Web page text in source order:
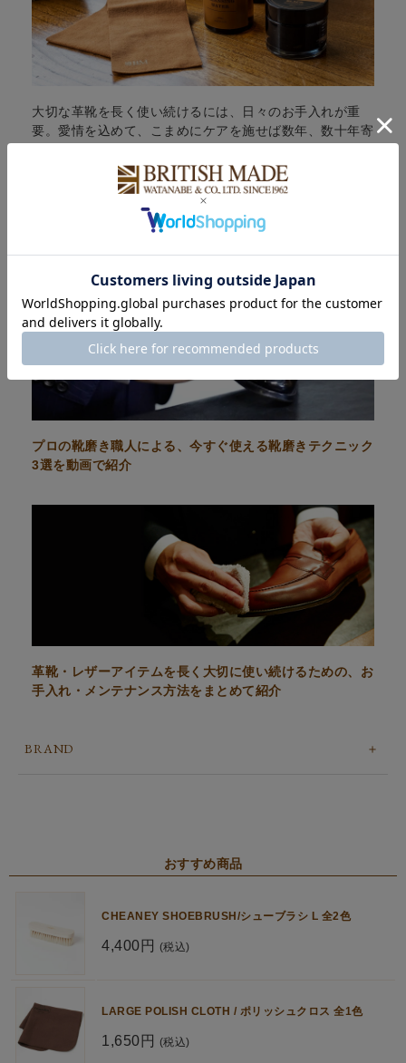
大切な革靴を長く使い続けるには、日々のお手入れが重
要。愛情を込めて、こまめにケアを施せば数年、数十年寄
シュメイドのオリジナルレーベルでシューケア・レザーケ
ア用品が新登場。
プロの靴磨き職人による、今すぐ使える靴磨きテクニック
3選を動画で紹介
革靴・レザーアイテムを長く大切に使い続けるための、お
手入れ・メンテナンス方法をまとめて紹介
BRAND
おすすめ商品
CHEANEY SHOEBRUSH/シューブラシ L 全2色
4,400円 (税込)
LARGE POLISH CLOTH / ポリッシュクロス 全1色
1,650円 (税込)